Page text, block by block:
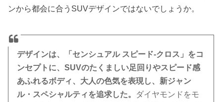
ンから都会に合うSUVデザインではないでしょうか。
デザインは、「センシュアル スピード‐クロス」をコ
ンセプトに、SUVのたくましい足回りやスピード感
あふれるボディ、大人の色気を表現し、新ジャン
ル・スペシャルティを追求した。
ダイヤモンドをモ